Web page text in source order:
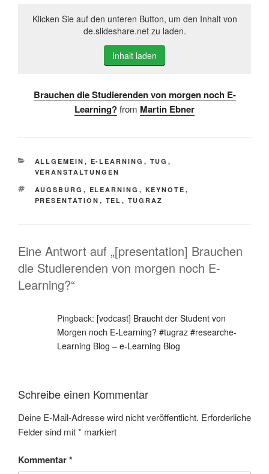
Klicken Sie auf den unteren Button, um den Inhalt von
de.slideshare.net zu laden.
Inhalt laden
Brauchen die Studierenden von morgen noch E-
Learning?from Martin Ebner
KATEGORIEN
ALLGEMEIN , E-LEARNING , TUG ,
VERANSTALTUNGEN
SCHLAGWÖRTER
AUGSBURG , ELEARNING , KEYNOTE ,
PRESENTATION , TEL , TUGRAZ
Eine Antwort auf „[presentation] Brauchen
die Studierenden von morgen noch E-
Learning?“
Pingback: [vodcast] Braucht der Student von
Morgen noch E-Learning? #tugraz #researche-
Learning Blog – e-Learning Blog
Schreibe einen Kommentar
Deine E-Mail-Adresse wird nicht veröffentlicht. Erforderliche
Felder sind mit* markiert
Kommentar*